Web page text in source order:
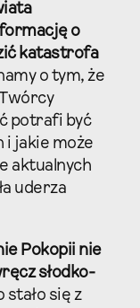
o
katastrofa
o tym, że
potrafi być
i jakie może
aktualnych
uderza
Pokopii nie
słodko-
stało się z